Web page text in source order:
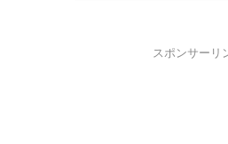
スポンサーリ